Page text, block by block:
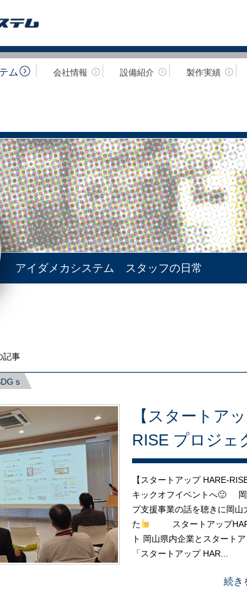
ム 会社情報 設備紹介 製作実績
アイダメカシステム スタッフの日常
記事
ｓ
【スタートア
RISE プロジェ
【スタートアップ HARE-
キックオフイベントへ🙂 岡
プ支援事業の話を聴きに岡山
た
スタートアップ
ト 岡山県内企業とスタート
「スタートアップ HAR...
続き